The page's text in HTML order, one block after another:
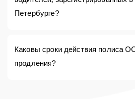
Петербурге?
Каковы сроки действия полиса
продления?